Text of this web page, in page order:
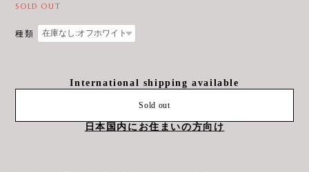
SOLD OUT
種類
International shipping available
Sold out
日本国内にお住まいの方向け